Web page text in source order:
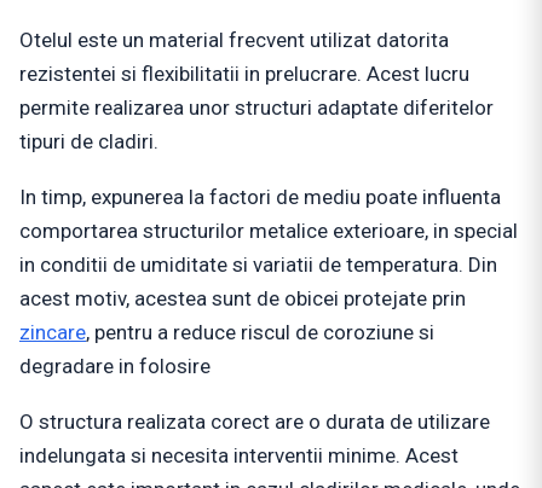
Otelul este un material frecvent utilizat datorita
rezistentei si flexibilitatii in prelucrare. Acest lucru
permite realizarea unor structuri adaptate diferitelor
tipuri de cladiri.
In timp, expunerea la factori de mediu poate influenta
comportarea structurilor metalice exterioare, in special
in conditii de umiditate si variatii de temperatura. Din
acest motiv, acestea sunt de obicei protejate prin
zincare, pentru a reduce riscul de coroziune si
degradare in folosire
O structura realizata corect are o durata de utilizare
indelungata si necesita interventii minime. Acest